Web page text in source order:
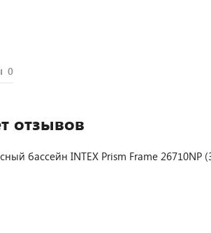
0
отзывов
бассейн INTEX Prism Frame 26710NP